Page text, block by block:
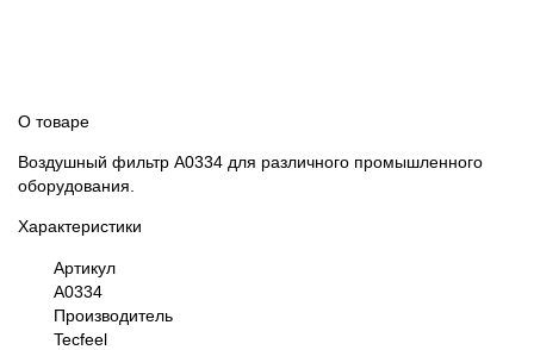
О товаре
Воздушный фильтр A0334 для различного промышленного
оборудования.
Характеристики
Артикул
A0334
Производитель
Tecfeel